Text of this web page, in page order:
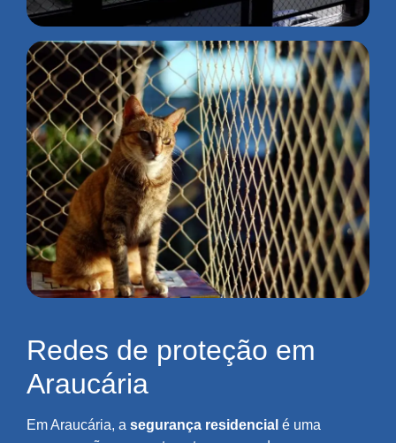
Redes de proteção em
Araucária
Em Araucária, a segurança residencial é uma